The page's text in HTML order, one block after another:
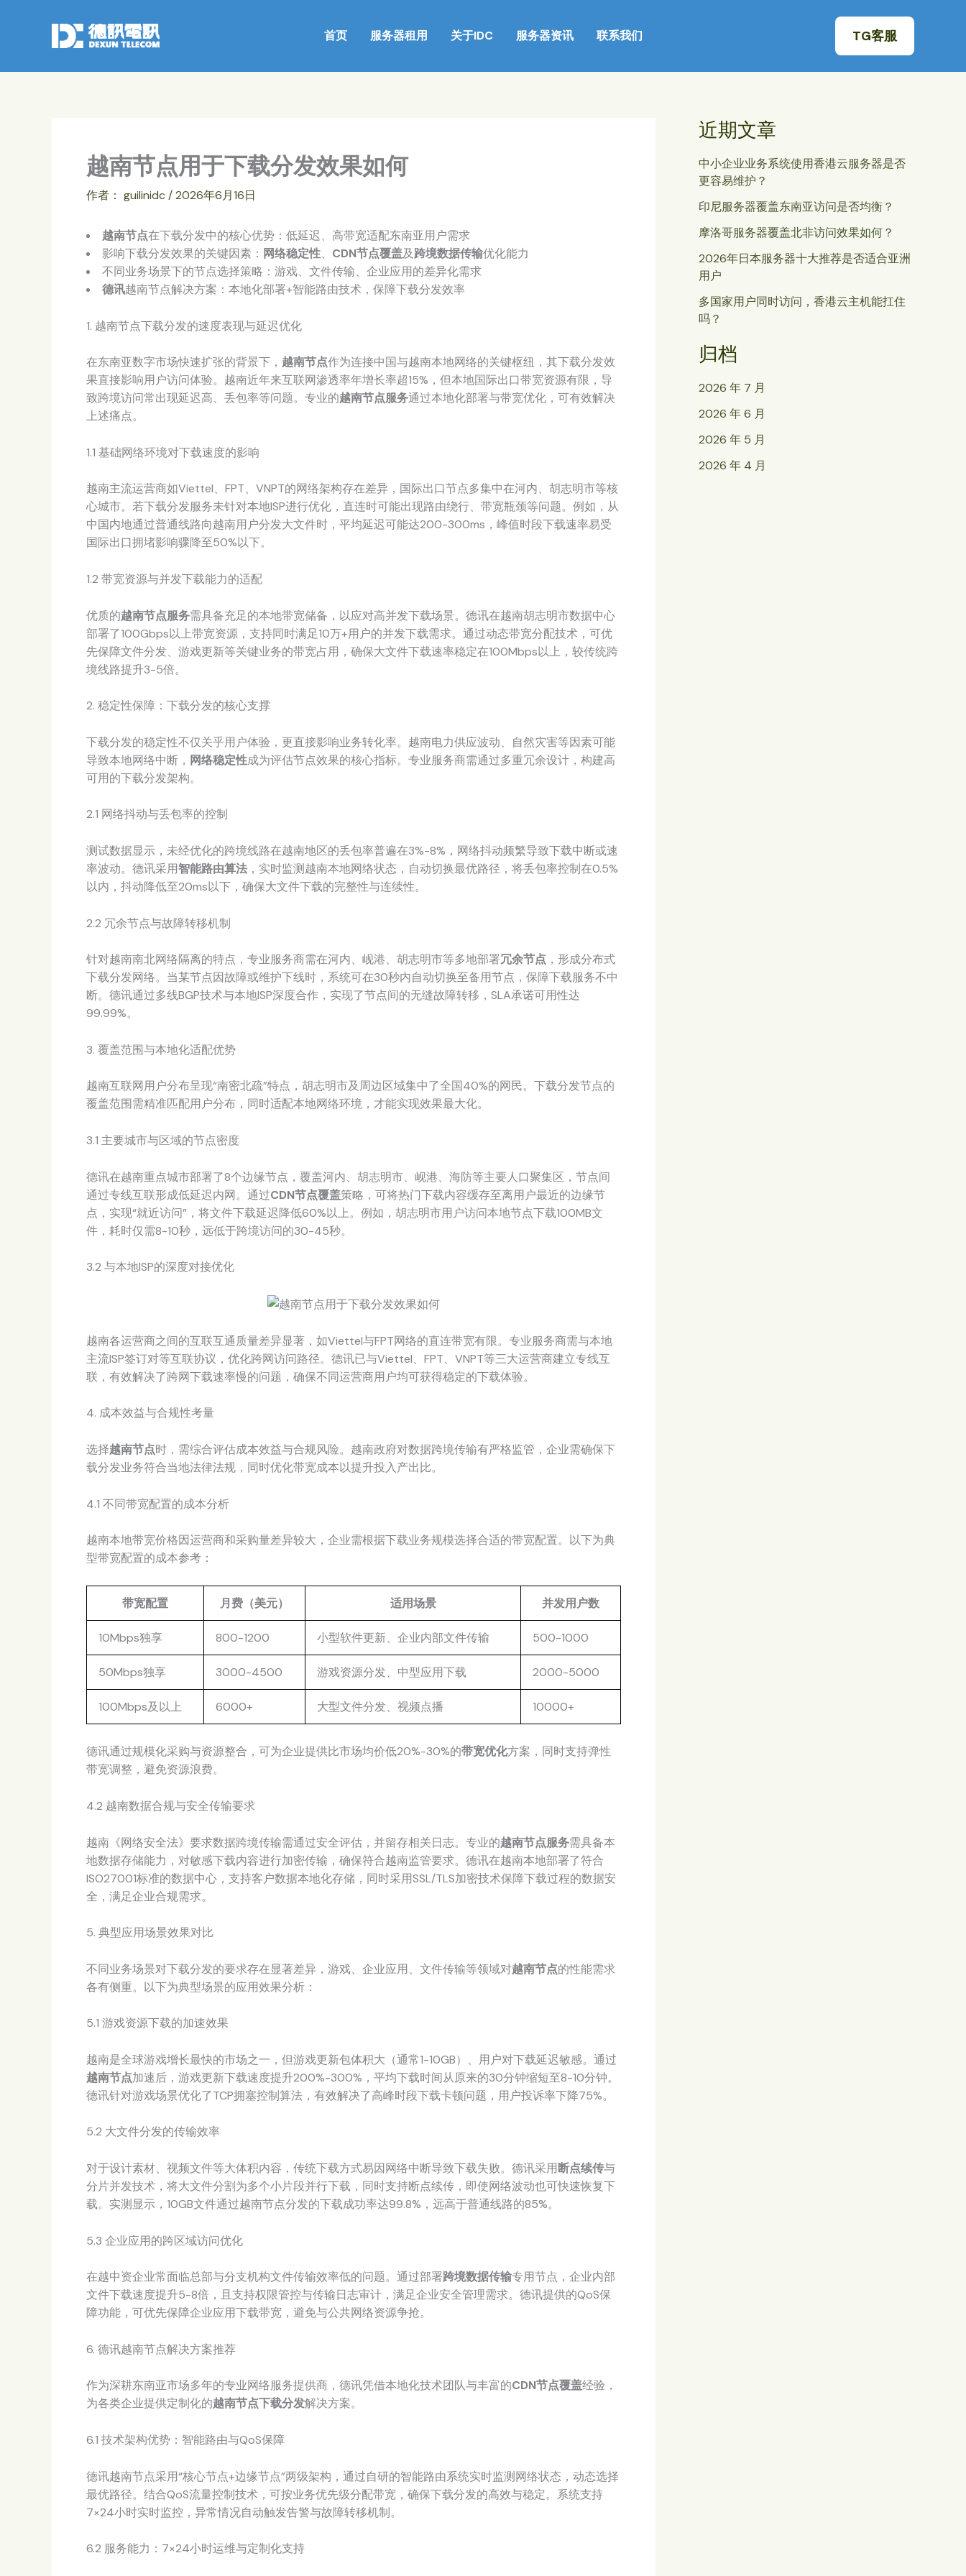
首页 服务器租用 关于IDC 服务器资讯 联系我们 TG客服
越南节点用于下载分发效果如何
作者： guilinidc /2026年6月16日
越南节点在下载分发中的核心优势：低延迟、高带宽适配东南亚用户需求
影响下载分发效果的关键因素： 网络稳定性、 CDN节点覆盖及跨境数据传输优化能力
不同业务场景下的节点选择策略：游戏、文件传输、企业应用的差异化需求
德讯越南节点解决方案：本地化部署+智能路由技术，保障下载分发效率
1. 越南节点下载分发的速度表现与延迟优化
在东南亚数字市场快速扩张的背景下， 越南节点作为连接中国与越南本地网络的关键枢纽，其下载分发效
果直接影响用户访问体验。越南近年来互联网渗透率年增长率超15%，但本地国际出口带宽资源有限，导
致跨境访问常出现延迟高、丢包率等问题。专业的越南节点服务通过本地化部署与带宽优化，可有效解决
上述痛点。
1.1 基础网络环境对下载速度的影响
越南主流运营商如Viettel、FPT、VNPT的网络架构存在差异，国际出口节点多集中在河内、胡志明市等核
心城市。若下载分发服务未针对本地ISP进行优化，直连时可能出现路由绕行、带宽瓶颈等问题。例如，从
中国内地通过普通线路向越南用户分发大文件时，平均延迟可能达200-300ms，峰值时段下载速率易受
国际出口拥堵影响骤降至50%以下。
1.2 带宽资源与并发下载能力的适配
优质的越南节点服务需具备充足的本地带宽储备，以应对高并发下载场景。德讯在越南胡志明市数据中心
部署了100Gbps以上带宽资源，支持同时满足10万+用户的并发下载需求。通过动态带宽分配技术，可优
先保障文件分发、游戏更新等关键业务的带宽占用，确保大文件下载速率稳定在100Mbps以上，较传统跨
境线路提升3-5倍。
2. 稳定性保障：下载分发的核心支撑
下载分发的稳定性不仅关乎用户体验，更直接影响业务转化率。越南电力供应波动、自然灾害等因素可能
导致本地网络中断， 网络稳定性成为评估节点效果的核心指标。专业服务商需通过多重冗余设计，构建高
可用的下载分发架构。
2.1 网络抖动与丢包率的控制
测试数据显示，未经优化的跨境线路在越南地区的丢包率普遍在3%-8%，网络抖动频繁导致下载中断或速
率波动。德讯采用智能路由算法 ，实时监测越南本地网络状态，自动切换最优路径，将丢包率控制在0.5%
以内，抖动降低至20ms以下，确保大文件下载的完整性与连续性。
2.2 冗余节点与故障转移机制
针对越南南北网络隔离的特点，专业服务商需在河内、岘港、胡志明市等多地部署冗余节点 ，形成分布式
下载分发网络。当某节点因故障或维护下线时，系统可在30秒内自动切换至备用节点，保障下载服务不中
断。德讯通过多线BGP技术与本地ISP深度合作，实现了节点间的无缝故障转移，SLA承诺可用性达
99.99%。
3. 覆盖范围与本地化适配优势
越南互联网用户分布呈现“南密北疏”特点，胡志明市及周边区域集中了全国40%的网民。下载分发节点的
覆盖范围需精准匹配用户分布，同时适配本地网络环境，才能实现效果最大化。
3.1 主要城市与区域的节点密度
德讯在越南重点城市部署了8个边缘节点，覆盖河内、胡志明市、岘港、海防等主要人口聚集区，节点间
通过专线互联形成低延迟内网。通过CDN节点覆盖策略，可将热门下载内容缓存至离用户最近的边缘节
点，实现“就近访问”，将文件下载延迟降低60%以上。例如，胡志明市用户访问本地节点下载100MB文
件，耗时仅需8-10秒，远低于跨境访问的30-45秒。
3.2 与本地ISP的深度对接优化
越南各运营商之间的互联互通质量差异显著，如Viettel与FPT网络的直连带宽有限。专业服务商需与本地
主流ISP签订对等互联协议，优化跨网访问路径。德讯已与Viettel、FPT、VNPT等三大运营商建立专线互
联，有效解决了跨网下载速率慢的问题，确保不同运营商用户均可获得稳定的下载体验。
4. 成本效益与合规性考量
选择越南节点时，需综合评估成本效益与合规风险。越南政府对数据跨境传输有严格监管，企业需确保下
载分发业务符合当地法律法规，同时优化带宽成本以提升投入产出比。
4.1 不同带宽配置的成本分析
越南本地带宽价格因运营商和采购量差异较大，企业需根据下载业务规模选择合适的带宽配置。以下为典
型带宽配置的成本参考：
带宽配置 月费（美元） 适用场景 并发用户数
10Mbps独享 800-1200 小型软件更新、企业内部文件传输 500-1000
50Mbps独享 3000-4500 游戏资源分发、中型应用下载 2000-5000
100Mbps及以上 6000+ 大型文件分发、视频点播 10000+
德讯通过规模化采购与资源整合，可为企业提供比市场均价低20%-30%的带宽优化方案，同时支持弹性
带宽调整，避免资源浪费。
4.2 越南数据合规与安全传输要求
越南《网络安全法》要求数据跨境传输需通过安全评估，并留存相关日志。专业的越南节点服务需具备本
地数据存储能力，对敏感下载内容进行加密传输，确保符合越南监管要求。德讯在越南本地部署了符合
ISO27001标准的数据中心，支持客户数据本地化存储，同时采用SSL/TLS加密技术保障下载过程的数据安
全，满足企业合规需求。
5. 典型应用场景效果对比
不同业务场景对下载分发的要求存在显著差异，游戏、企业应用、文件传输等领域对越南节点的性能需求
各有侧重。以下为典型场景的应用效果分析：
5.1 游戏资源下载的加速效果
越南是全球游戏增长最快的市场之一，但游戏更新包体积大（通常1-10GB）、用户对下载延迟敏感。通过
越南节点加速后，游戏更新下载速度提升200%-300%，平均下载时间从原来的30分钟缩短至8-10分钟。
德讯针对游戏场景优化了TCP拥塞控制算法，有效解决了高峰时段下载卡顿问题，用户投诉率下降75%。
5.2 大文件分发的传输效率
对于设计素材、视频文件等大体积内容，传统下载方式易因网络中断导致下载失败。德讯采用断点续传与
分片并发技术，将大文件分割为多个小片段并行下载，同时支持断点续传，即使网络波动也可快速恢复下
载。实测显示，10GB文件通过越南节点分发的下载成功率达99.8%，远高于普通线路的85%。
5.3 企业应用的跨区域访问优化
在越中资企业常面临总部与分支机构文件传输效率低的问题。通过部署跨境数据传输专用节点，企业内部
文件下载速度提升5-8倍，且支持权限管控与传输日志审计，满足企业安全管理需求。德讯提供的QoS保
障功能，可优先保障企业应用下载带宽，避免与公共网络资源争抢。
6. 德讯越南节点解决方案推荐
作为深耕东南亚市场多年的专业网络服务提供商，德讯凭借本地化技术团队与丰富的CDN节点覆盖经验，
为各类企业提供定制化的越南节点下载分发解决方案。
6.1 技术架构优势：智能路由与QoS保障
德讯越南节点采用“核心节点+边缘节点”两级架构，通过自研的智能路由系统实时监测网络状态，动态选择
最优路径。结合QoS流量控制技术，可按业务优先级分配带宽，确保下载分发的高效与稳定。系统支持
7×24小时实时监控，异常情况自动触发告警与故障转移机制。
6.2 服务能力：7×24小时运维与定制化支持
近期文章
中小企业业务系统使用香港云服务器是否
更容易维护？
印尼服务器覆盖东南亚访问是否均衡？
摩洛哥服务器覆盖北非访问效果如何？
2026年日本服务器十大推荐是否适合亚洲
用户
多国家用户同时访问，香港云主机能扛住
吗？
归档
2026 年 7 月
2026 年 6 月
2026 年 5 月
2026 年 4 月